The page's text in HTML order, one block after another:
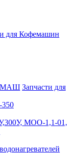
для Кофемашин
Запчасти для
МОО-1,1-01,